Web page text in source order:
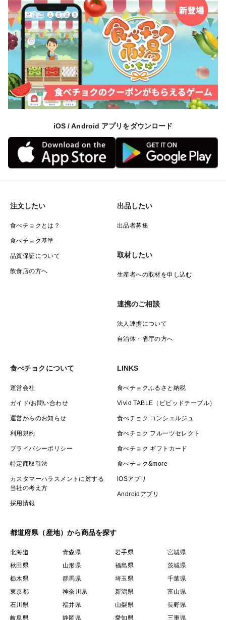
iOS / Android アプリをダウンロード
注文したい
食べチョクとは？
食べチョク基準
品質保証について
飲食店の方へ
出品したい
出品者募集
取材したい
生産者への取材を申し込む
連携のご相談
法人連携について
自治体・省庁の方へ
食べチョクについて
運営会社
ガイド/お問い合わせ
運営からのお知らせ
利用規約
プライバシーポリシー
特定商取引法
カスタマーハラスメントに対する
当社の考え方
採用情報
LINKS
食べチョクふるさと納税
Vivid TABLE（ビビッドテーブル）
食べチョク コンシェルジュ
食べチョク フルーツセレクト
食べチョク ギフトカード
食べチョク&more
iOSアプリ
Androidアプリ
都道府県（産地）から商品を探す
北海道 青森県 岩手県
宮城県
秋田県
山形県 福島県
茨城県
栃木県
群馬県 埼玉県
千葉県
東京都
神奈川県 新潟県
富山県
石川県
福井県 山梨県
長野県
岐阜県
静岡県 愛知県 三重県